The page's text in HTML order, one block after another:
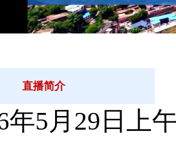
直播简介
年5月29日上